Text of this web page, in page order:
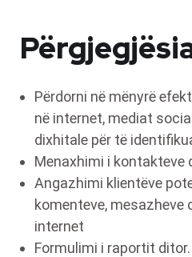
Përdorni në mënyrë
në internet, mediat
dixhitale për të
Menaxhimi i kontakteve
Angazhimi klientëve
komenteve, mesazheve
internet
Formulimi i raportit ditor.